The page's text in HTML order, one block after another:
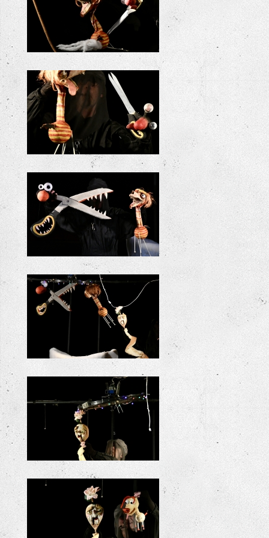
+
+
+
+
+
+